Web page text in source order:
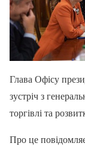
Глава Офісу
зустріч з
торгівлі та
Про це